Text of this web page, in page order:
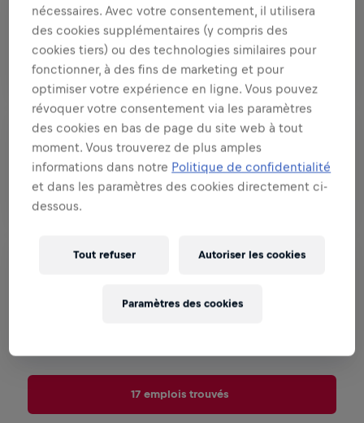
HUMAN RESOURCES Temps plein
HRBP - Learning & Development
Specialist (H/F)
Paris, Île-de-France, France
MARKETING Temps plein
Field Marketing Manager - Région
Ouest (H/F)
Rennes, Brittany, France
Temps plein
17 emplois trouvés
nécessaires. Avec votre consentement, il utilisera
des cookies supplémentaires (y compris des
cookies tiers) ou des technologies similaires pour
fonctionner, à des fins de marketing et pour
optimiser votre expérience en ligne. Vous pouvez
révoquer votre consentement via les paramètres
des cookies en bas de page du site web à tout
moment. Vous trouverez de plus amples
informations dans notre Politique de confidentialité
et dans les paramètres des cookies directement ci-
dessous.
Tout refuser Autoriser les cookies
Paramètres des cookies